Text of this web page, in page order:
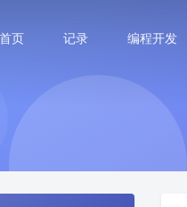
首页 记录 编程开发